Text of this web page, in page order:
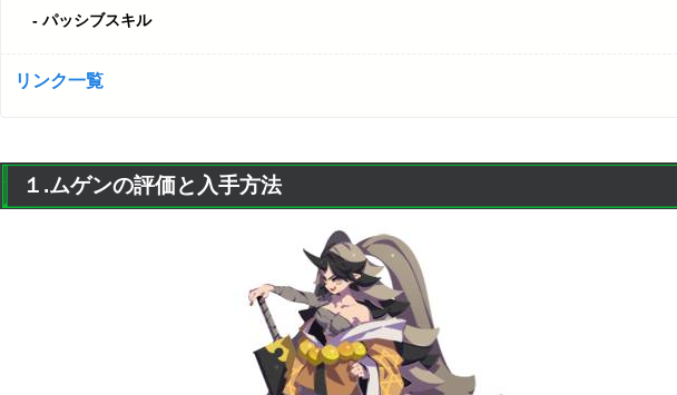
パッシブスキル
リンク一覧
１.ムゲンの評価と入手方法